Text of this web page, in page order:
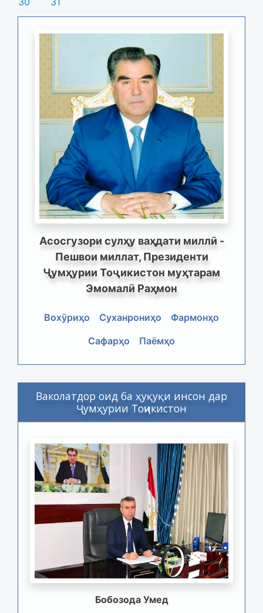
Асосгузори сулҳу ваҳдати миллӣ -
Пешвои миллат, Президенти
Ҷумҳурии Тоҷикистон муҳтарам
Эмомалӣ Раҳмон
Вохӯриҳо Суханрониҳо
Фармонҳо
Сафарҳо
Паёмҳо
Ваколатдор оид ба ҳуқуқи инсон дар
Ҷумҳурии Тоҷикистон
Бобозода Умед